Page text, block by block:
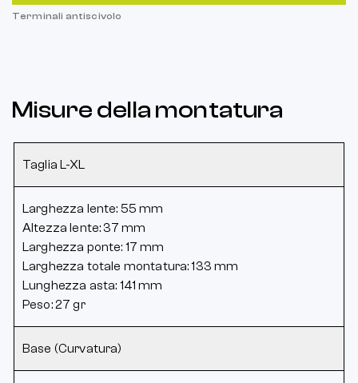
Terminali antiscivolo
Misure della montatura
Taglia L-XL
Larghezza lente: 55 mm
Altezza lente: 37 mm
Larghezza ponte: 17 mm
Larghezza totale montatura: 133 mm
Lunghezza asta: 141 mm
Peso: 27 gr
Base (Curvatura)